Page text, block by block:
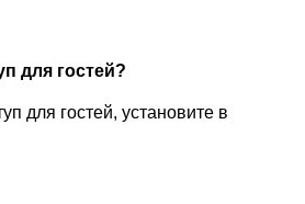
для гостей?
для гостей, установите в